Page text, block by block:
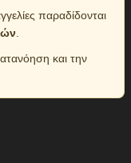
παραδίδονται
και την